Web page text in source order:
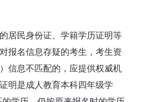
居民身份证、学籍学历证明等
报名信息存疑的考生，考生资
信息不匹配的，应提供权威机
明是成人教育本科四年级学